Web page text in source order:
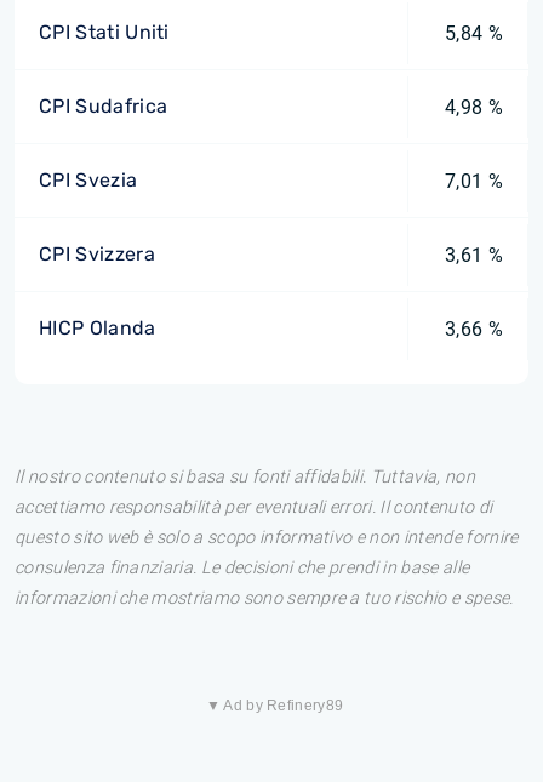
CPI Stati Uniti 5,84 %
CPI Sudafrica 4,98 %
CPI Svezia 7,01 %
CPI Svizzera 3,61 %
HICP Olanda 3,66 %
Il nostro contenuto si basa su fonti affidabili. Tuttavia, non
accettiamo responsabilità per eventuali errori. Il contenuto di
questo sito web è solo a scopo informativo e non intende fornire
consulenza finanziaria. Le decisioni che prendi in base alle
informazioni che mostriamo sono sempre a tuo rischio e spese.
▼ Ad by Refinery89